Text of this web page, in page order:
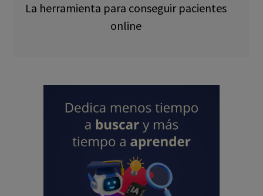
La herramienta para conseguir pacientes
online